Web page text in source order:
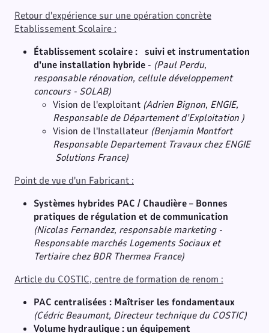
Retour d'expérience sur une opération concrète
Etablissement Scolaire :
Établissement scolaire : suivi et instrumentation
d’une installation hybride - (Paul Perdu,
responsable rénovation, cellule développement
concours - SOLAB)
Vision de l'exploitant (Adrien Bignon, ENGIE,
Responsable de Département d’Exploitation )
Vision de l'Installateur (Benjamin Montfort
Responsable Departement Travaux chez ENGIE
Solutions France)
Point de vue d'un Fabricant :
Systèmes hybrides PAC / Chaudière – Bonnes
pratiques de régulation et de communication
(Nicolas Fernandez, responsable marketing -
Responsable marchés Logements Sociaux et
Tertiaire chez BDR Thermea France)
Article du COSTIC, centre de formation de renom :
PAC centralisées : Maîtriser les fondamentaux
(Cédric Beaumont, Directeur technique du COSTIC)
Volume hydraulique : un équipement